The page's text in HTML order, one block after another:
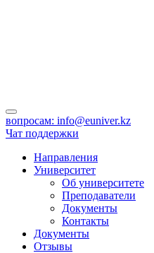
вопросам: info@euniver.kz
Чат поддержки
Направления
Университет
Об университете
Преподаватели
Документы
Контакты
Документы
Отзывы